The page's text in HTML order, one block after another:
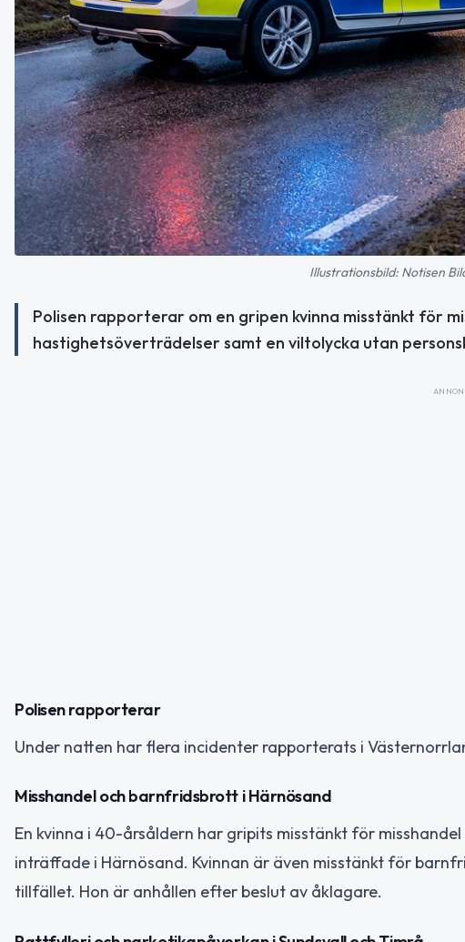
Illustrationsbild: Notisen
Polisen rapporterar om en gripen kvinna misstänkt för
hastighetsöverträdelser samt en viltolycka utan
Polisen rapporterar
Under natten har flera incidenter rapporterats i
Misshandel och barnfridsbrott i Härnösand
En kvinna i 40-årsåldern har gripits misstänkt för
inträffade i Härnösand. Kvinnan är även misstänkt för
tillfället. Hon är anhållen efter beslut av åklagare.